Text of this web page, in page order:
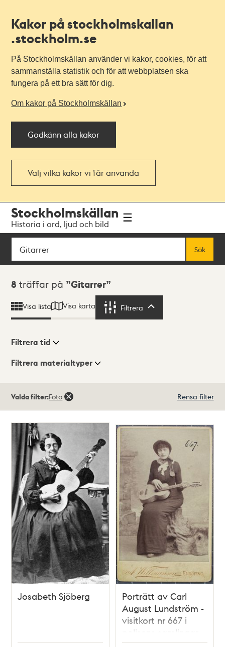
Kakor på stockholmskallan
.stockholm.se
På Stockholmskällan använder vi kakor, cookies, för att
sammanställa statistik och för att webbplatsen ska
fungera på ett bra sätt för dig.
Om kakor på Stockholmskällan
Godkänn alla kakor
Välj vilka kakor vi får använda
navigationen
huvudinnehållet
Stockholmskällan
Historia i ord, ljud och bild
Sök
Sök
Sökresultat
8 träffar på Gitarrer
Visa lista Visa karta Filtrera
Visningsläge
Filtrera tid
Filtrera materialtyper
träffar
Valda filter:Foto Rensa filter
Josabeth Sjöberg
Porträtt av Carl
August Lundström -
visitkort nr 667 i
polisens samlingar